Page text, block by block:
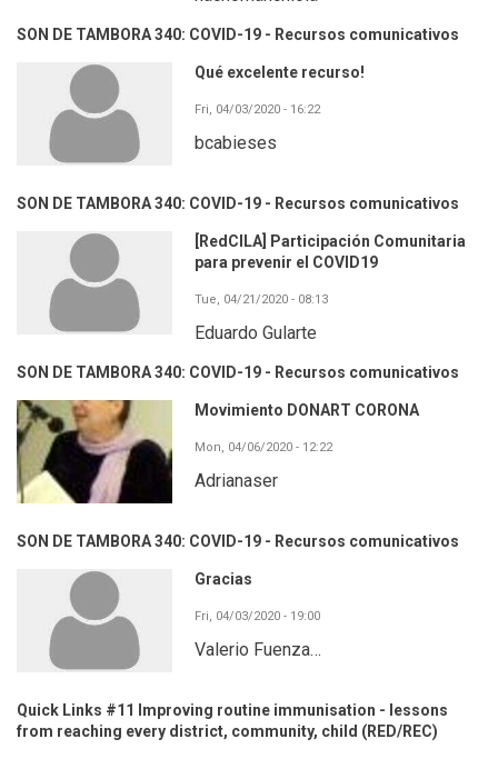
SON DE TAMBORA 340: COVID-19 - Recursos comunicativos
Qué excelente recurso!
Fri, 04/03/2020 - 16:22
bcabieses
SON DE TAMBORA 340: COVID-19 - Recursos comunicativos
[RedCILA] Participación Comunitaria
para prevenir el COVID19
Tue, 04/21/2020 - 08:13
Eduardo Gularte
SON DE TAMBORA 340: COVID-19 - Recursos comunicativos
Movimiento DONART CORONA
Mon, 04/06/2020 - 12:22
Adrianaser
SON DE TAMBORA 340: COVID-19 - Recursos comunicativos
Gracias
Fri, 04/03/2020 - 19:00
Valerio Fuenza…
Quick Links #11 Improving routine immunisation - lessons
from reaching every district, community, child (RED/REC)